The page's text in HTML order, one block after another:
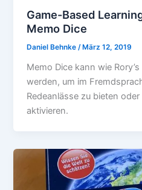
Game-Based
Memo Dice
Daniel Behnke/März 12, 2019
Memo Dice kann wie
werden, um im
Redeanlässe zu bieten
aktivieren.